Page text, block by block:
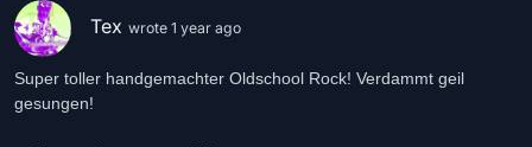
Tex wrote 1 year ago
Super toller handgemachter Oldschool Rock! Verdammt geil
gesungen!